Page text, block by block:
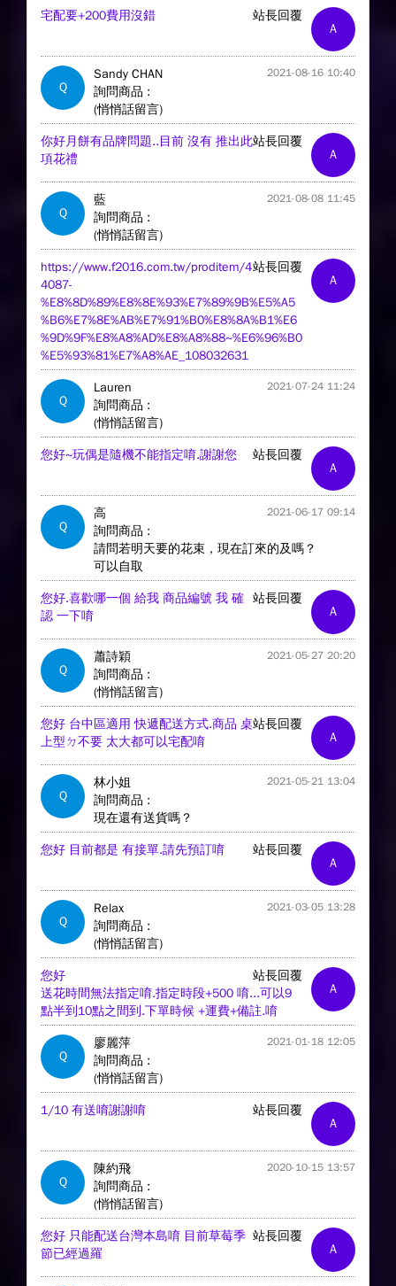
A
站長回覆
宅配要+200費用沒錯
Q
Sandy CHAN 2021-08-16 10:40
詢問商品 :
(悄悄話留言)
A
站長回覆
你好月餅有品牌問題..目前 沒有 推出此
項花禮
Q
藍 2021-08-08 11:45
詢問商品 :
(悄悄話留言)
A
站長回覆
https://www.f2016.com.tw/proditem/4
4087-
%E8%8D%89%E8%8E%93%E7%89%9B%E5%A5
%B6%E7%8E%AB%E7%91%B0%E8%8A%B1%E6
%9D%9F%E8%A8%AD%E8%A8%88~%E6%96%B0
%E5%93%81%E7%A8%AE_108032631
Q
Lauren 2021-07-24 11:24
詢問商品 :
(悄悄話留言)
A
站長回覆
您好~玩偶是隨機不能指定唷.謝謝您
Q
高 2021-06-17 09:14
詢問商品 :
請問若明天要的花束，現在訂來的及嗎？
可以自取
A
站長回覆
您好.喜歡哪一個 給我 商品編號 我 確
認 一下唷
Q
蕭詩穎 2021-05-27 20:20
詢問商品 :
(悄悄話留言)
A
站長回覆
您好 台中區適用 快遞配送方式.商品 桌
上型ㄉ不要 太大都可以宅配唷
Q
林小姐 2021-05-21 13:04
詢問商品 :
現在還有送貨嗎？
A
站長回覆
您好 目前都是 有接單.請先預訂唷
Q
Relax 2021-03-05 13:28
詢問商品 :
(悄悄話留言)
A
站長回覆
您好
送花時間無法指定唷.指定時段+500 唷...可以9
點半到10點之間到.下單時候 +運費+備註.唷
Q
廖麗萍 2021-01-18 12:05
詢問商品 :
(悄悄話留言)
A
站長回覆
1/10 有送唷謝謝唷
Q
陳約飛 2020-10-15 13:57
詢問商品 :
(悄悄話留言)
A
站長回覆
您好 只能配送台灣本島唷 目前草莓季
節已經過羅